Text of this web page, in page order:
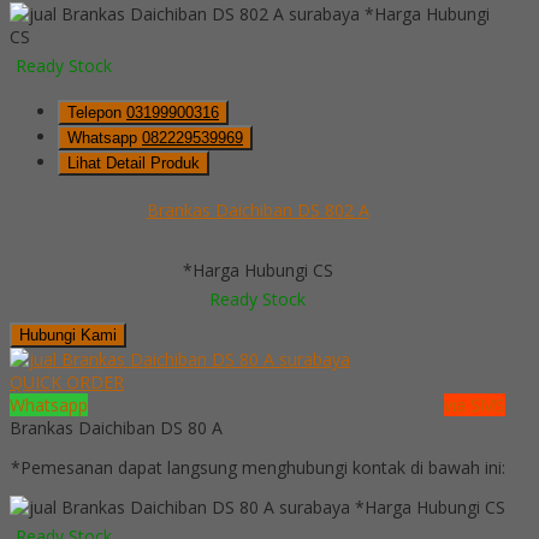
*Harga Hubungi
CS
Ready Stock
Telepon 03199900316
Whatsapp 082229539969
Lihat Detail Produk
Brankas Daichiban DS 802 A
*Harga Hubungi CS
Ready Stock
Hubungi Kami
QUICK ORDER
Whatsapp
via SMS
Brankas Daichiban DS 80 A
*Pemesanan dapat langsung menghubungi kontak di bawah ini:
*Harga Hubungi CS